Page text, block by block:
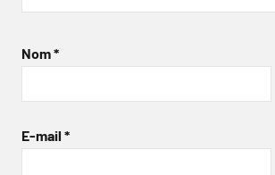
Nom*
E-mail *